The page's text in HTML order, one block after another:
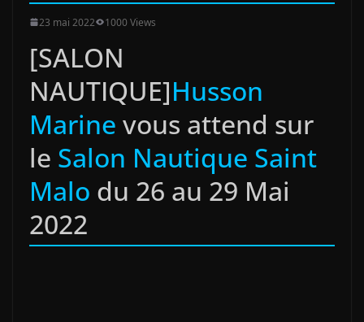
23 mai 2022 1000 Views
[SALON
NAUTIQUE]Husson
Marine vous attend sur
le Salon Nautique Saint
Malo du 26 au 29 Mai
2022